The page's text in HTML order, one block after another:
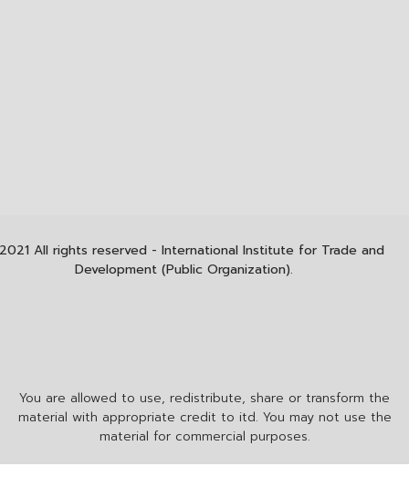
You are allowed to use, redistribute, share or transform the
material with appropriate credit to itd. You may not use the
material for commercial purposes.
All rights reserved - International Institute for Trade and
Development (Public Organization).